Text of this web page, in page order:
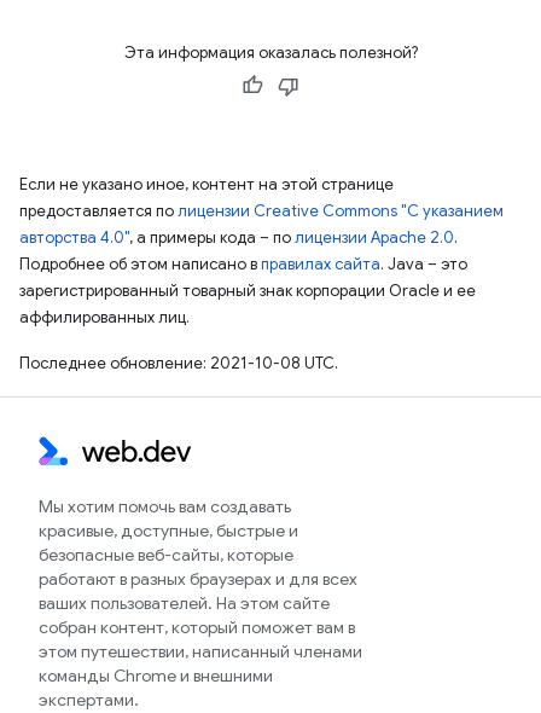
Эта информация оказалась полезной?
Если не указано иное, контент на этой странице
предоставляется полицензии Creative Commons "С указанием
авторства 4.0", а примеры кода – полицензии Apache 2.0.
Подробнее об этом написано вправилах сайта. Java – это
зарегистрированный товарный знак корпорации Oracle и ее
аффилированных лиц.
Последнее обновление: 2021-10-08 UTC.
Мы хотим помочь вам создавать
красивые, доступные, быстрые и
безопасные веб-сайты, которые
работают в разных браузерах и для всех
ваших пользователей. На этом сайте
собран контент, который поможет вам в
этом путешествии, написанный членами
команды Chrome и внешними
экспертами.